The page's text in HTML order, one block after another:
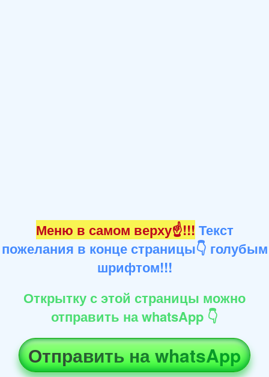
Меню в самом верху☝!!! Текст
пожелания в конце страницы👇 голубым
шрифтом!!!
Открытку с этой страницы можно
отправить на whatsApp 👇
Отправить на whatsApp